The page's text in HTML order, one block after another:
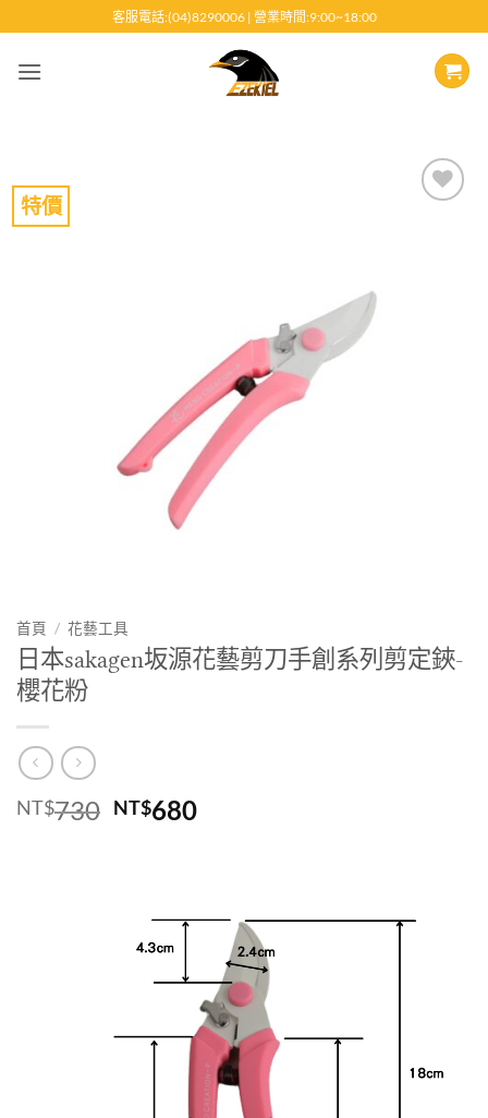
至
客服電話:(04)8290006 | 營業時間:9:00~18:00
特價
首頁 / 花藝工具
日本sakagen坂源花藝剪刀手創系列剪定鋏-
櫻花粉
NT$730 原
NT$730。
NT$680目
NT$680。